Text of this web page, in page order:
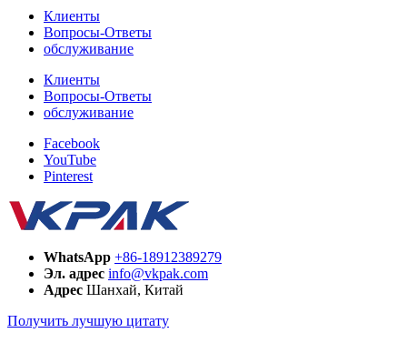
Клиенты
Вопросы-Ответы
обслуживание
Клиенты
Вопросы-Ответы
обслуживание
Facebook
YouTube
Pinterest
WhatsApp +86-18912389279
Эл. адрес info@vkpak.com
Адрес Шанхай, Китай
Получить лучшую цитату